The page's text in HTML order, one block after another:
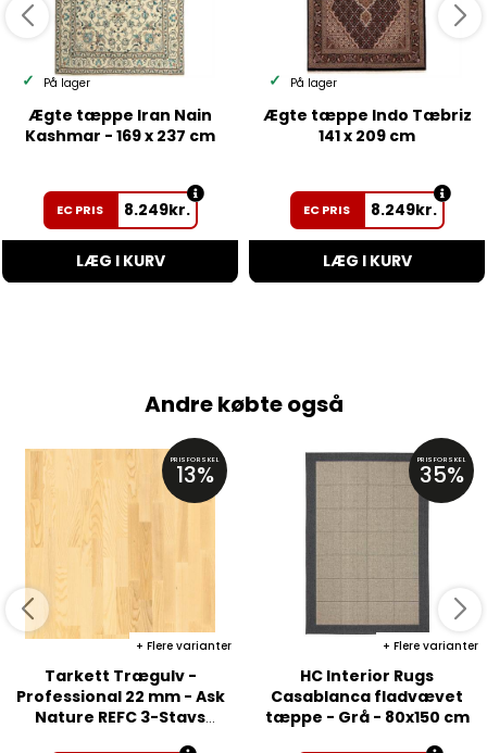
På lager
Ægte tæppe Iran Nain
Kashmar - 169 x 237 cm
EC PRIS 8.249kr.
LÆG I KURV
På lager
Ægte tæppe Indo Tæbriz
141 x 209 cm
EC PRIS 8.249kr.
LÆG I KURV
Andre købte også
PRISFORSKEL
13%
Flere varianter
Tarkett Trægulv -
Professional 22 mm - Ask
Nature REFC 3-Stavs
PRISFORSKEL
35%
Flere varianter
HC Interior Rugs
Casablanca fladvævet
tæppe - Grå - 80x150 cm